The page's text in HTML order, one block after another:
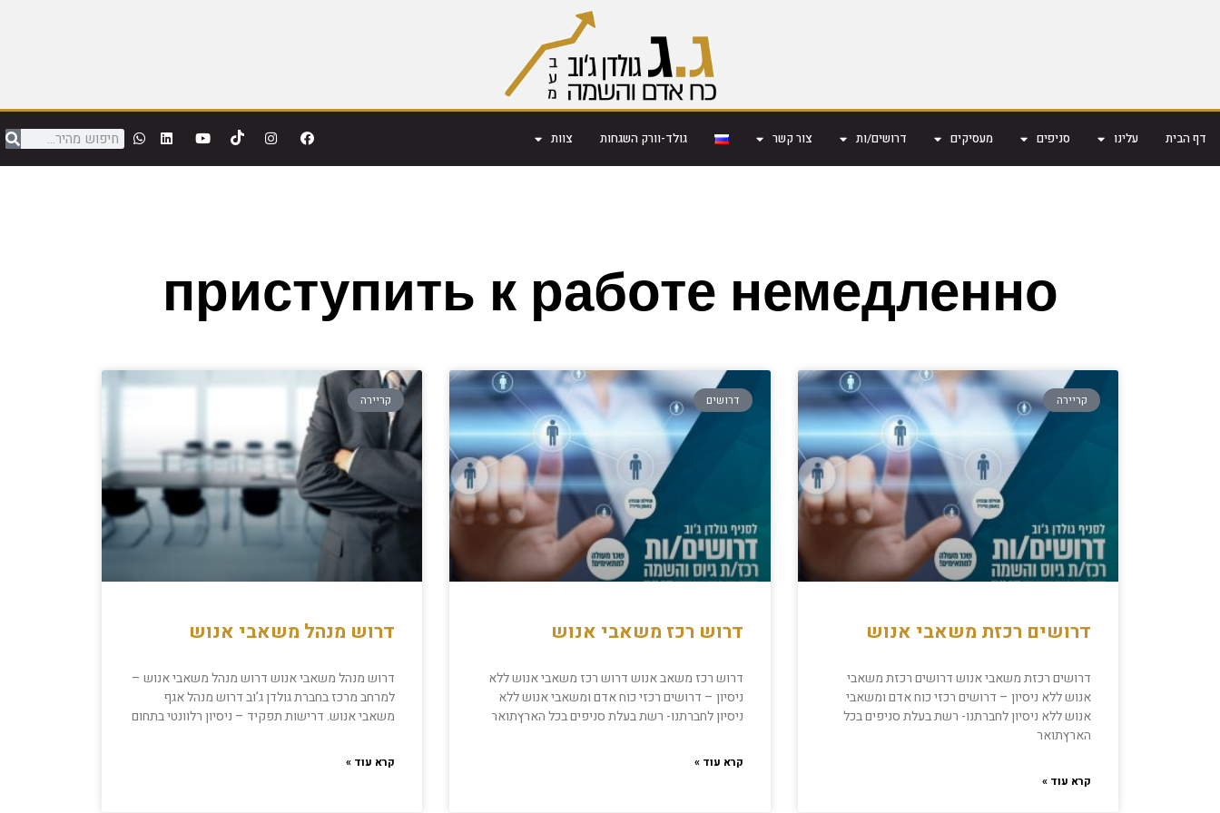
דף הבית עלינו סניפים מעסיקים דרושים/ות צור קשר גולד-וורק השגחות צוות
приступить к работе немедленно
קריירה
דרושים רכזת משאבי אנוש
דרושים רכזת משאבי אנוש דרושים רכזת משאבי
אנוש ללא ניסיון – דרושים רכזי כוח אדם ומשאבי
אנוש ללא ניסיון לחברתנו- רשת בעלת סניפים בכל
הארץתואר
קרא עוד »
דרושים
דרוש רכז משאבי אנוש
דרוש רכז משאב אנוש דרוש רכז משאבי אנוש ללא
ניסיון – דרושים רכזי כוח אדם ומשאבי אנוש ללא
ניסיון לחברתנו- רשת בעלת סניפים בכל הארץתואר
קרא עוד »
קריירה
דרוש מנהל משאבי אנוש
דרוש מנהל משאבי אנוש דרוש מנהל משאבי אנוש –
למרחב מרכז בחברת גולדן ג’וב דרוש מנהל אגף
משאבי אנוש. דרישות תפקיד – ניסיון רלוונטי בתחום
קרא עוד »